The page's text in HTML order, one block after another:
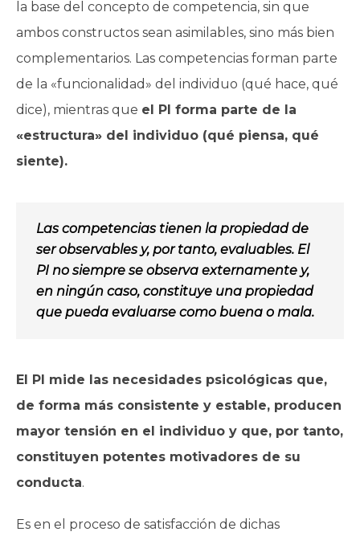
la base del concepto de competencia, sin que
ambos constructos sean asimilables, sino más bien
complementarios. Las competencias forman parte
de la «funcionalidad» del individuo (qué hace, qué
dice), mientras que el PI forma parte de la
«estructura» del individuo (qué piensa, qué
siente).
Las competencias tienen la propiedad de
ser observables y, por tanto, evaluables. El
PI no siempre se observa externamente y,
en ningún caso, constituye una propiedad
que pueda evaluarse como buena o mala.
El PI mide las necesidades psicológicas que,
de forma más consistente y estable, producen
mayor tensión en el individuo y que, por tanto,
constituyen potentes motivadores de su
conducta.
Es en el proceso de satisfacción de dichas